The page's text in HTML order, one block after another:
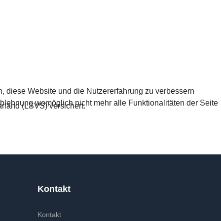
(LSVS) versichert.
Kontakt
Kontakt
diese Website und die Nutzererfahrung zu verbessern
womöglich nicht mehr alle Funktionalitäten der Seite